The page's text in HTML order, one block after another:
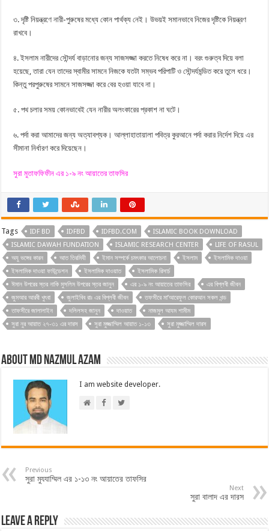
৩. দৃষ্টি নিয়ন্ত্রণে নারী-পুরুষের মধ্যে কোন পার্থক্য নেই। উভয়ই সমানভাবে নিজের দৃষ্টিকে নিয়ন্ত্রণ
রাখবে।
৪. ইসলাম নারীদের সৌন্দর্য বাড়ানোর জন্য সাজসজ্জা করতে নিষেধ করে না। বরং গুরুত্ব দিয়ে বলা
হয়েছে, তারা যেন তাদের স্বামীর সামনে নিজকে যতটা সম্ভব পরিপাটি ও সৌন্দর্যমন্ডিত করে তুলে ধরে।
কিন্তু পরপুরুষের সামনে সাজসজ্জা করে বের হওয়া যাবে না।
৫. পথ চলার সময় কোনভাবেই যেন নারীর অলংকারের প্রকাশ না ঘটে।
৬. পর্দা করা আমাদের জন্য অত্যাবশ্যক। আল্লাহাতায়ালা পবিত্র কুরআনে পর্দা করার নির্দেশ দিয়ে এর
সীমানা নির্ধারণ করে দিয়েছেন।
সুরা মুতাফফিফীন এর ১-৯ নং আয়াতের তাফসির
Tags IDF BD IDFBD IDFBD.COM
ISLAMIC BOOK DOWNLOAD
ISLAMIC DAWAH FUNDATION
ISLAMIC RESEARCH CENTER
LIFE OF RASUL
অযু ভঙ্গের কারন
আত তিরমিযী ইমান সম্পর্কে চমৎকার আলোচনা ইসলাম
ইসলামিক দাওয়া
ইসলামিক দাওয়া ফাউন্ডেশন
ইসলামিক দাওয়াত
ইসলামিক রিসার্চ
ঈমান উপরের স্তর নাকি মুসলিম উপরের স্তর জানুন
এর ১-৯ নং আয়াতের তাফসির
এর বিপ্লবী জীবন
জুমআর আরবী খুৎবা
জুলাইবিব রাঃ এর বিপ্লবী জীবন
তফসীরে মা’আরেফুল কোরআন সকল খন্ড
তাফসীরে জালালাইন
দলিলসহ জানুন দাওয়াত
নাজমুল আযম শামীম
সুরা নুর আয়াত ২৭-৩১ এর দারস
সুরা মুজ্জাম্মিল আয়াত ১-১৩ সুরা মুজ্জাম্মিল দারস
About Md Nazmul Azam
I am website developer.
Previous
সুরা মুযযাম্মিল এর ১-১৩ নং আয়াতের তাফসির
Next
সুরা বালাদ এর দারস
Leave a Reply